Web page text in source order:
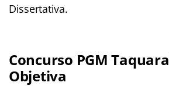
Dissertativa.
Concurso PGM
Objetiva